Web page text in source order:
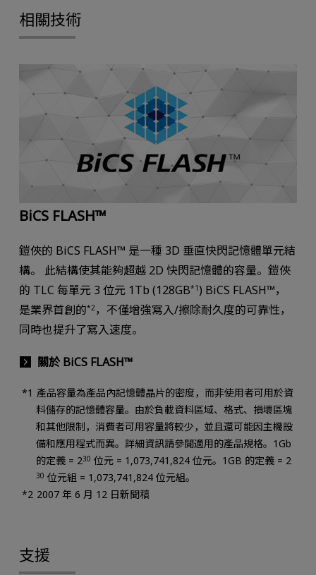
相關技術
BiCS FLASH™
鎧俠的 BiCS FLASH™ 是一種 3D 垂直快閃記憶體單元結
構。 此結構使其能夠超越 2D 快閃記憶體的容量。鎧俠
的 TLC 每單元 3 位元 1Tb (128GB*1) BiCS FLASH™，
是業界首創的*2，不僅增強寫入/擦除耐久度的可靠性，
同時也提升了寫入速度。
關於 BiCS FLASH™
產品容量為產品內記憶體晶片的密度，而非使用者可用於資
料儲存的記憶體容量。由於負載資料區域、格式、損壞區塊
和其他限制，消費者可用容量將較少，並且還可能因主機設
備和應用程式而異。詳細資訊請參閱適用的產品規格。1Gb
的定義 = 230 位元 = 1,073,741,824 位元。1GB 的定義 = 2
30 位元組 = 1,073,741,824 位元組。
2007 年 6 月 12 日新聞稿
支援